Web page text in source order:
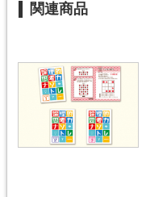
関連商品